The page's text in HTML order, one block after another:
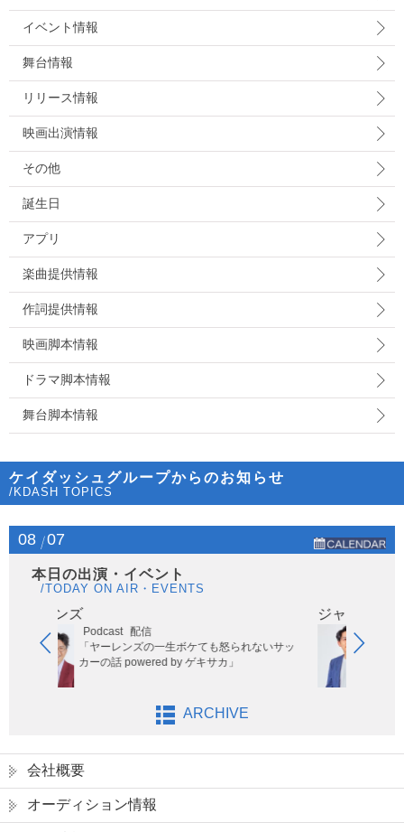
イベント情報
舞台情報
リリース情報
映画出演情報
その他
誕生日
アプリ
楽曲提供情報
作詞提供情報
映画脚本情報
ドラマ脚本情報
舞台脚本情報
ケイダッシュグループからのお知らせ
/KDASH TOPICS
08 07
本日の出演・イベント
/TODAY ON AIR・EVENTS
ズの一生ボケても怒られないサッ
powered by ゲキサカ」
JFN系全国ネット
「OH! HAPPY MORNING」
ARCHIVE
会社概要
オーディション情報